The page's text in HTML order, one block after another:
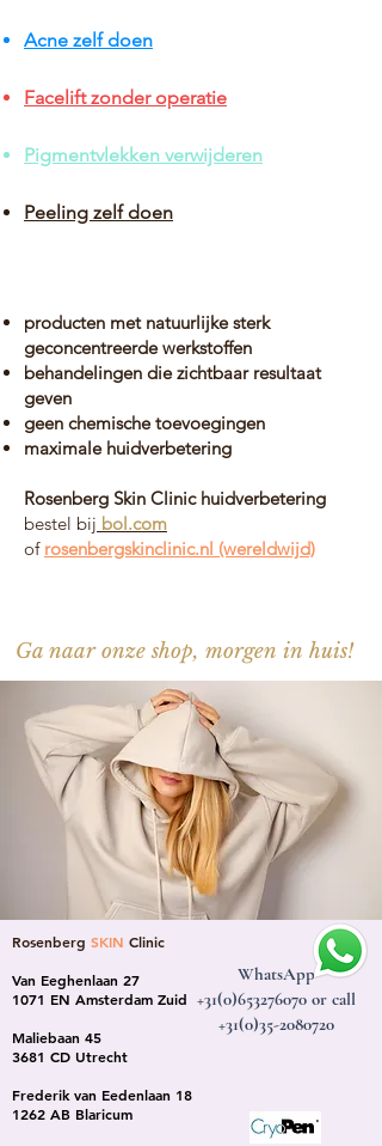
Acne zelf doen
Facelift zonder operatie
Pigmentvlekken verwijderen
Peeling zelf doen
producten met natuurlijke sterk
geconcentreerde werkstoffen
behandelingen die zichtbaar resultaat
geven
geen chemische toevoegingen
maximale huidverbetering
Rosenberg Skin Clinic huidverbetering
bestel bij bol.com
of rosenbergskinclinic.nl (wereldwijd)
Ga naar onze shop, morgen in huis!
Rosenberg SKIN Clinic
Van Eeghenlaan 27
1071 EN Amsterdam Zuid
Maliebaan 45
3681 CD Utrecht
Frederik van Eedenlaan 18
1262 AB Blaricum
WhatsApp
+31(0)653276070 or call
+31(0)35-2080720